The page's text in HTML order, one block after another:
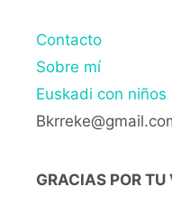
Contacto
Sobre mí
Euskadi con niños
GRACIAS POR TU